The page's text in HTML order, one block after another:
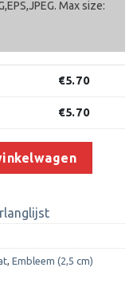
Max size:
€5.70
€5.70
Embleem (2,5 cm)